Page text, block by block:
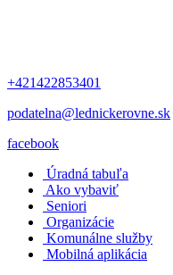
+421422853401
podatelna@lednickerovne.sk
facebook
Úradná tabuľa
Ako vybaviť
Seniori
Organizácie
Komunálne služby
Mobilná aplikácia